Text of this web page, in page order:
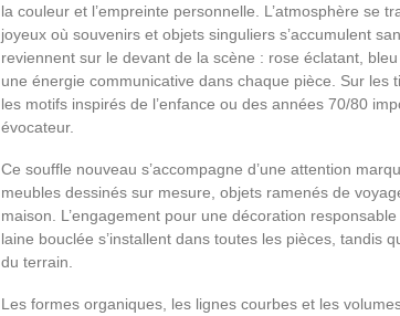
la couleur et l’empreinte personnelle. L’atmosphère se
joyeux où souvenirs et objets singuliers s’accumulent
reviennent sur le devant de la scène : rose éclatant,
une énergie communicative dans chaque pièce. Sur les
les motifs inspirés de l’enfance ou des années 70/80
évocateur.
Ce souffle nouveau s’accompagne d’une attention
meubles dessinés sur mesure, objets ramenés de
maison. L’engagement pour une décoration
laine bouclée s’installent dans toutes les pièces, tandis
du terrain.
Les formes organiques, les lignes courbes et les